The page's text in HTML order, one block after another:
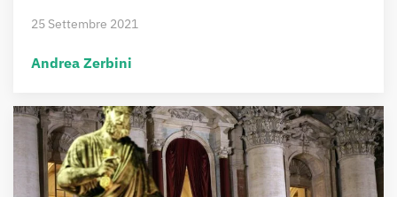
25 Settembre 2021
Andrea Zerbini